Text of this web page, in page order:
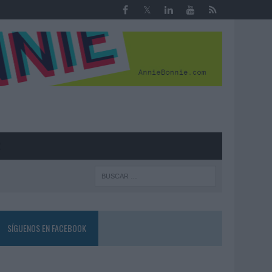
SÍGUENOS EN FACEBOOK